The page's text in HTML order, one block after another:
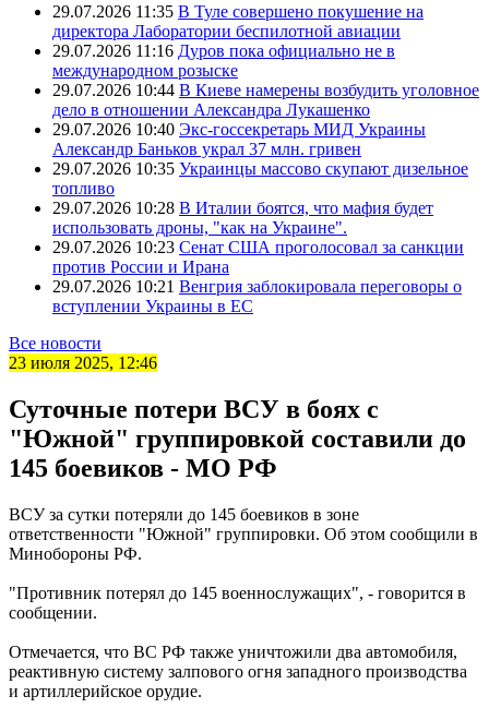
29.07.2026 11:35 В Туле совершено покушение на
директора Лаборатории беспилотной авиации
29.07.2026 11:16 Дуров пока официально не в
международном розыске
29.07.2026 10:44 В Киеве намерены возбудить уголовное
дело в отношении Александра Лукашенко
29.07.2026 10:40 Экс-госсекретарь МИД Украины
Александр Баньков украл 37 млн. гривен
29.07.2026 10:35 Украинцы массово скупают дизельное
топливо
29.07.2026 10:28 В Италии боятся, что мафия будет
использовать дроны, "как на Украине".
29.07.2026 10:23 Сенат США проголосовал за санкции
против России и Ирана
29.07.2026 10:21 Венгрия заблокировала переговоры о
вступлении Украины в ЕС
Все новости
23 июля 2025, 12:46
Суточные потери ВСУ в боях с
"Южной" группировкой составили до
145 боевиков - МО РФ
ВСУ за сутки потеряли до 145 боевиков в зоне
ответственности "Южной" группировки. Об этом сообщили в
Минобороны РФ.
"Противник потерял до 145 военнослужащих", - говорится в
сообщении.
Отмечается, что ВС РФ также уничтожили два автомобиля,
реактивную систему залпового огня западного производства
и артиллерийское орудие.